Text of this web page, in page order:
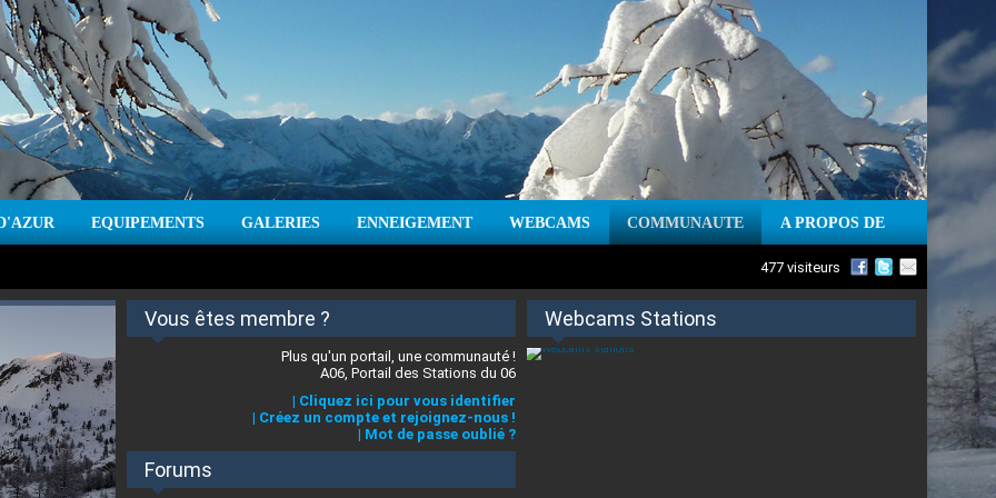
EQUIPEMENTS GALERIES ENNEIGEMENT WEBCAMS COMMUNAUTE A PROPOS DE
°C |Prévisions météo pour les jours à venir
des Alpes-Maritimes
477 visiteurs
Vous êtes membre ?
Plus qu'un portail, une communauté !
A06, Portail des Stations du 06
| Cliquez ici pour vous identifier
| Créez un compte et rejoignez-nous !
| Mot de passe oublié ?
Forums
Webcams Stations